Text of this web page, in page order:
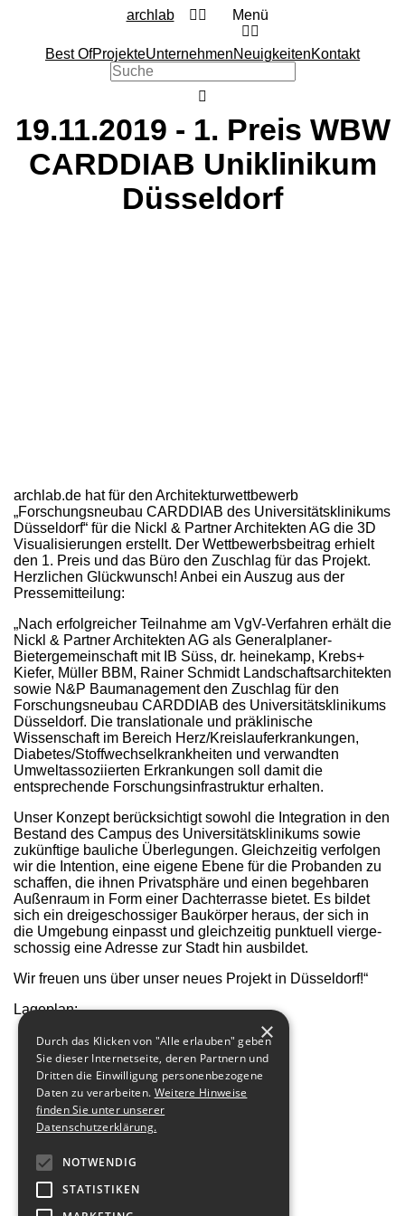
archlab Menü
Best OfProjekteUnternehmenNeuigkeitenKontakt
19.11.2019 - 1. Preis WBW
CARDDIAB Uniklinikum
Düsseldorf
archlab.de hat für den Architekturwettbewerb
„Forschungsneubau CARDDIAB des Universitätsklinikums
Düsseldorf“ für die Nickl & Partner Architekten AG die 3D
Visualisierungen erstellt. Der Wettbewerbsbeitrag erhielt
den 1. Preis und das Büro den Zuschlag für das Projekt.
Herzlichen Glückwunsch! Anbei ein Auszug aus der
Pressemitteilung:
„Nach erfolgreicher Teilnahme am VgV-Verfahren erhält die
Nickl & Partner Architekten AG als Generalplaner-
Bietergemeinschaft mit IB Süss, dr. heinekamp, Krebs+
Kiefer, Müller BBM, Rainer Schmidt Landschaftsarchitekten
sowie N&P Baumanagement den Zuschlag für den
Forschungsneubau CARDDIAB des Universitätsklinikums
Düsseldorf. Die translationale und präklinische
Wissenschaft im Bereich Herz/Kreislauferkrankungen,
Diabetes/Stoffwechselkrankheiten und verwandten
Umweltassoziierten Erkrankungen soll damit die
entsprechende Forschungsinfrastruktur erhalten.
Unser Konzept berücksichtigt sowohl die Integration in den
Bestand des Campus des Universitätsklinikums sowie
zukünftige bauliche Überlegungen. Gleichzeitig verfolgen
wir die Intention, eine eigene Ebene für die Probanden zu
schaffen, die ihnen Privatsphäre und einen begehbaren
Außenraum in Form einer Dachterrasse bietet. Es bildet
sich ein dreigeschossiger Baukörper heraus, der sich in
die Umgebung einpasst und gleichzeitig punktuell vierge­
schossig eine Adresse zur Stadt hin ausbildet.
Wir freuen uns über unser neues Projekt in Düsseldorf!“
Lageplan:
×
Durch das Klicken von "Alle erlauben" geben
Sie dieser Internetseite, deren Partnern und
Dritten die Einwilligung personenbezogene
Daten zu verarbeiten. Weitere Hinweise
finden Sie unter unserer
Datenschutzerklärung.
NOTWENDIG
STATISTIKEN